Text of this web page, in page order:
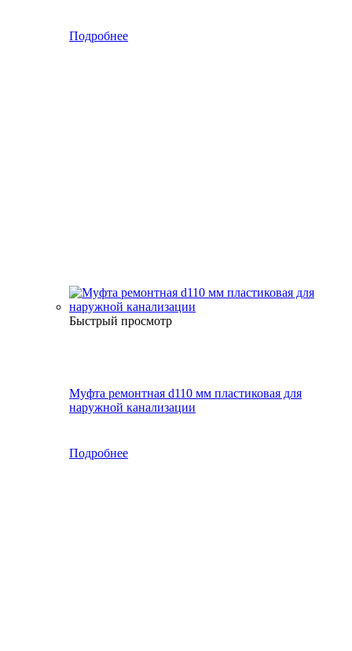
Подробнее
Быстрый просмотр
Муфта ремонтная d110 мм пластиковая для
наружной канализации
Подробнее